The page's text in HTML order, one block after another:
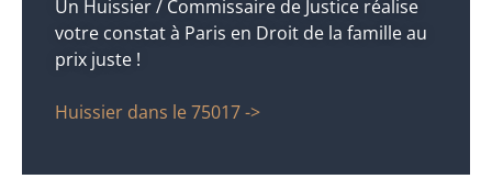
Un Huissier / Commissaire de Justice réalise
votre constat à Paris en Droit de la famille au
prix juste !
Huissier dans le 75017 ->